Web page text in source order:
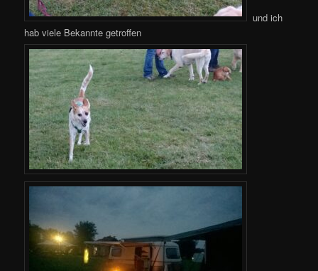
und ich
hab viele Bekannte getroffen